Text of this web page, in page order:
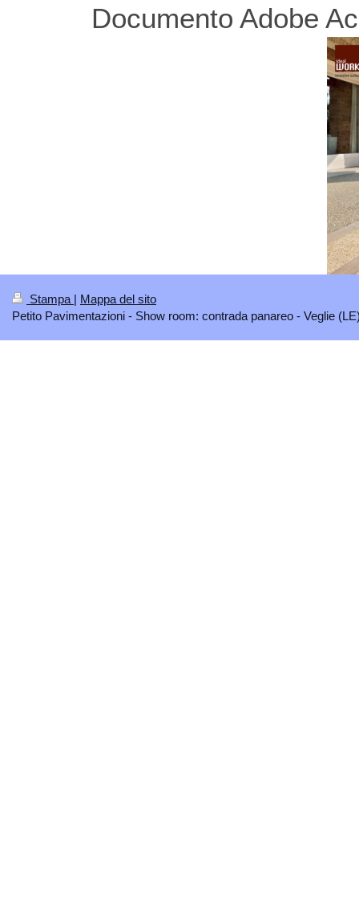
Documento Adobe
Stampa | Mappa del sito
Petito Pavimentazioni - Show room: contrada panareo - Veglie